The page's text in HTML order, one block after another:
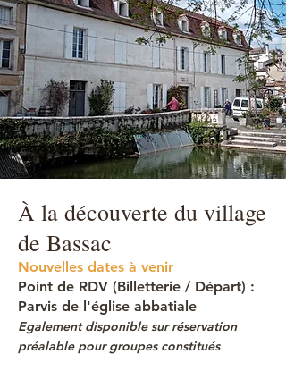
À la découverte du village
de Bassac
Nouvelles dates à venir
Point de RDV (Billetterie / Départ) :
Parvis de l'église abbatiale
Egalement disponible sur réservation
préalable pour groupes constitués